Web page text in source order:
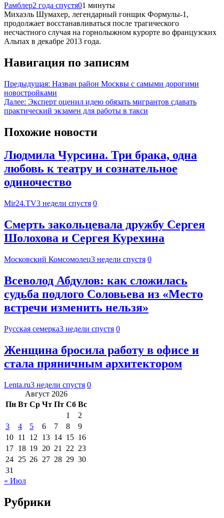
Рамблер2 года спустя01 минуты
Михаэль Шумахер, легендарный гонщик Формулы-1,
продолжает восстанавливаться после трагического
несчастного случая на горнолыжном курорте во французских
Альпах в декабре 2013 года.
Навигация по записям
Предыдущая: Назван район Москвы с самыми дорогими
новостройками
Далее: Эксперт оценил идею обязать мигрантов сдавать
практический экзамен для работы в такси
Похожие новости
Людмила Чурсина. Три брака, одна
любовь к театру и сознательное
одиночество
Mir24.TV3 недели спустя 0
Смерть закольцевала дружбу Сергея
Шолохова и Сергея Курехина
Московский Комсомолец3 недели спустя 0
Всеволод Абдулов: как сложилась
судьба подлого Соловьева из «Место
встречи изменить нельзя»
Русская семерка3 недели спустя 0
Женщина бросила работу в офисе и
стала пряничным архитектором
Lenta.ru3 недели спустя 0
Август 2026
Пн Вт Ср Чт Пт Сб Вс
1
2
3
4 5 6 7 8
9
10 11 12 13 14 15 16
17 18 19 20 21 22 23
24 25 26 27 28 29 30
31
« Июл
Рубрики